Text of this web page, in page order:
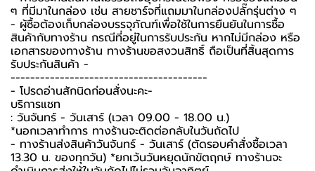
ๆ ที่มีมาในกล่อง เช่น สายชาร์จที่แถมมาในกล่องปลั๊กรุ่นต่าง ๆ
-️ ผู้ซื้อต้องเก็บกล่องบรรจุภัณฑ์เพื่อใช้ในการยืนยันในการซื้อ
สินค้ากับทางร้าน กรณีที่อยู่ในการรับประกัน หากไม่มีกล่อง หรือ
เอกสารของทางร้าน ทางร้านขอสงวนสิทธิ์ ถือเป็นที่สิ้นสุดการ
รับประกันสินค้า -️
----------------------------------------
-️ โปรดอ่านสักนิดก่อนสั่งนะคะ-️
บริการแชท
: วันจันทร์ - วันเสาร์ (เวลา 09.00 - 18.00 น.)
*นอกเวลาทำการ ทางร้านจะติดต่อกลับในวันถัดไป
- ทางร้านส่งสินค้าวันจันทร์ - วันเสาร์ (ตัดรอบคำสั่งซื้อเวลา
13.30 น. ของทุกวัน) *ยกเว้นวันหยุดนักขัตฤกษ์ ทางร้านจะ